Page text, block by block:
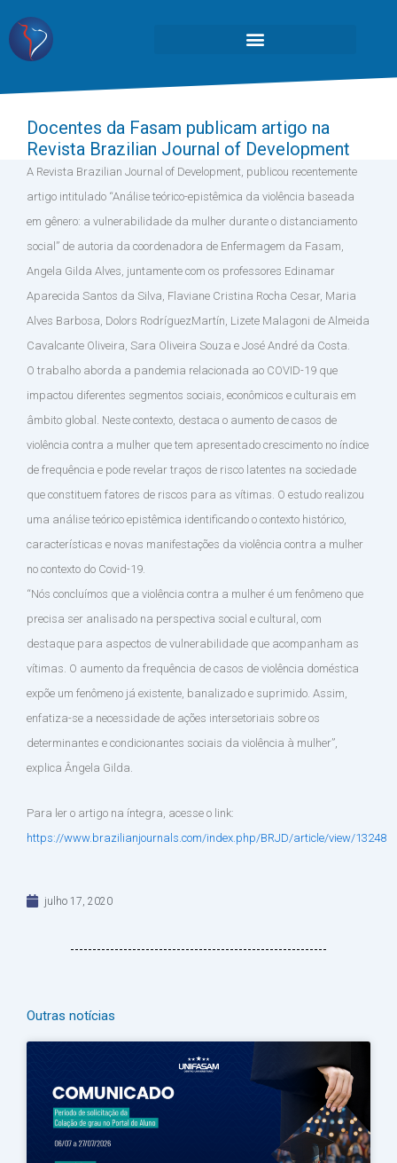
Docentes da Fasam publicam artigo na
Revista Brazilian Journal of Development
A Revista Brazilian Journal of Development, publicou recentemente
artigo intitulado “Análise teórico-epistêmica da violência baseada
em gênero: a vulnerabilidade da mulher durante o distanciamento
social” de autoria da coordenadora de Enfermagem da Fasam,
Angela Gilda Alves, juntamente com os professores Edinamar
Aparecida Santos da Silva, Flaviane Cristina Rocha Cesar, Maria
Alves Barbosa, Dolors RodríguezMartín, Lizete Malagoni de Almeida
Cavalcante Oliveira, Sara Oliveira Souza e José André da Costa.
O trabalho aborda a pandemia relacionada ao COVID-19 que
impactou diferentes segmentos sociais, econômicos e culturais em
âmbito global. Neste contexto, destaca o aumento de casos de
violência contra a mulher que tem apresentado crescimento no índice
de frequência e pode revelar traços de risco latentes na sociedade
que constituem fatores de riscos para as vítimas. O estudo realizou
uma análise teórico epistêmica identificando o contexto histórico,
características e novas manifestações da violência contra a mulher
no contexto do Covid-19.
“Nós concluímos que a violência contra a mulher é um fenômeno que
precisa ser analisado na perspectiva social e cultural, com
destaque para aspectos de vulnerabilidade que acompanham as
vítimas. O aumento da frequência de casos de violência doméstica
expõe um fenômeno já existente, banalizado e suprimido. Assim,
enfatiza-se a necessidade de ações intersetoriais sobre os
determinantes e condicionantes sociais da violência à mulher”,
explica Ângela Gilda.
Para ler o artigo na íntegra, acesse o link:
https://www.brazilianjournals.com/index.php/BRJD/article/view/13248
julho 17, 2020
Outras notícias
PáginaPágina
PáginaPáginaPágina